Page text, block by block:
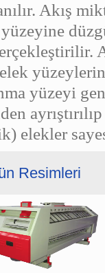
Akış
yüzeyi
elekler
Resimleri